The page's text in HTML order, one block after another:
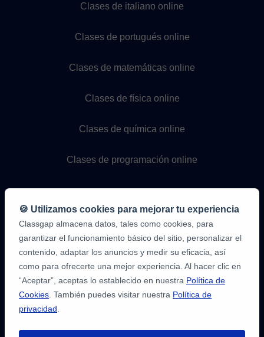
Clases de italiano online
Clases de portugués online
Clases de matemáticas online
Clases de física online
Clases de química online
Clases de programación online
9,6/10
1.339.284
opiniones
🍪 Utilizamos cookies para mejorar tu experiencia
Classgap almacena datos, tales como cookies, para
garantizar el funcionamiento básico del sitio, personalizar el
contenido, adaptar los anuncios y medir su eficacia, así
como para ofrecerte una mejor experiencia. Al hacer clic en
“Aceptar”, aceptas lo establecido en nuestra Política de
Cookies . También puedes visitar nuestra Política de
privacidad